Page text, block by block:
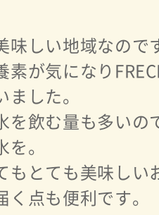
味しい地域なので
素が気になり
ました。
を飲む量も多いの
を。
もとても美味しい
く点も便利です。